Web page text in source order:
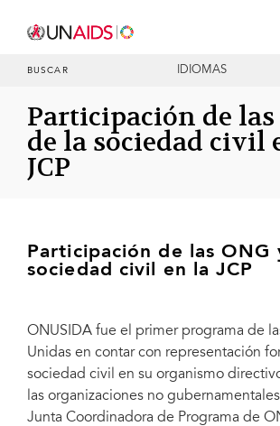
BUSCAR IDIOMAS
Participación de las
de la sociedad civil
JCP
Participación de las ONG
sociedad civil en la JCP
ONUSIDA fue el primer programa de
Unidas en contar con representación
sociedad civil en su organismo
las organizaciones no
Junta Coordinadora de Programa de